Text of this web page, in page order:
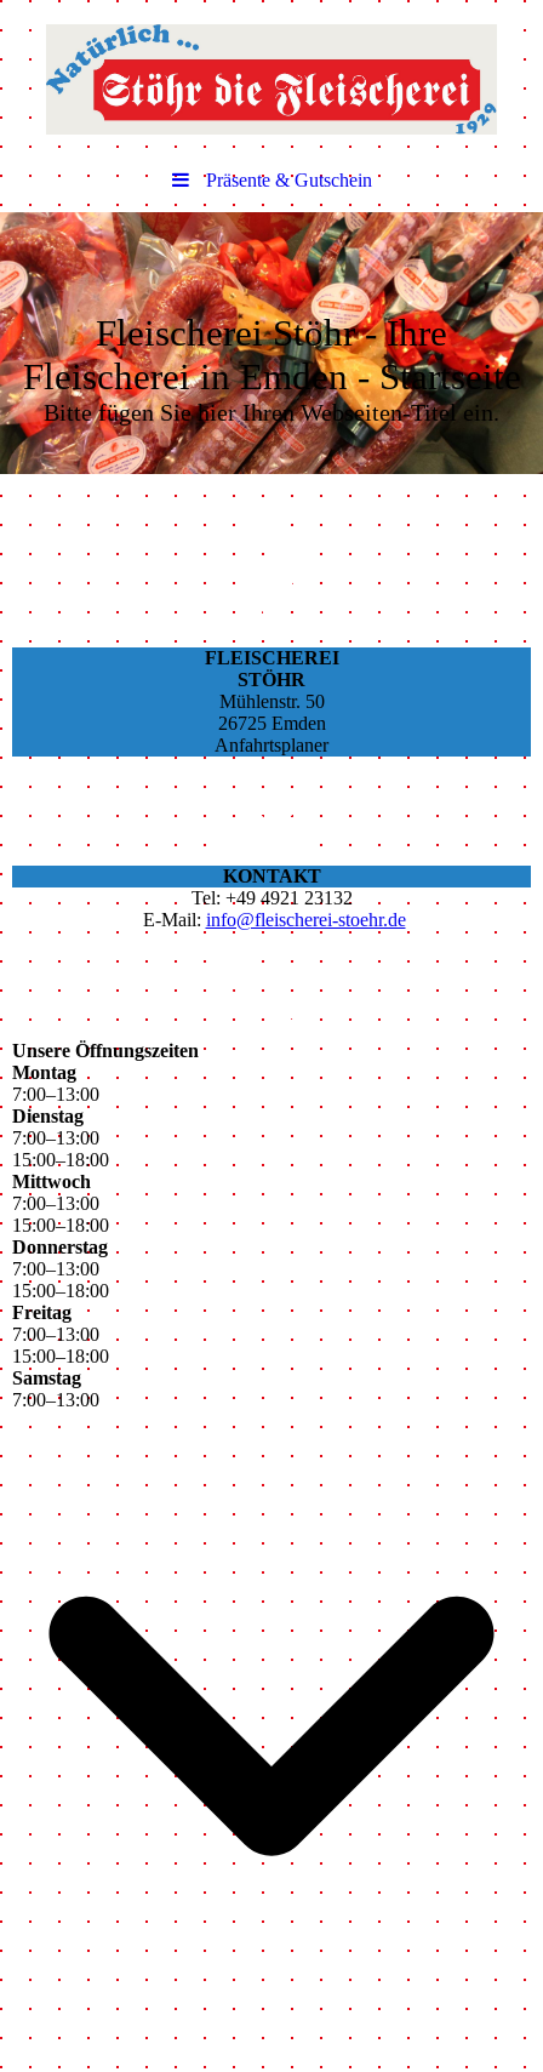
Präsente & Gutschein
Fleischerei Stöhr - Ihre
Fleischerei in Emden - Startseite
Bitte fügen Sie hier Ihren Webseiten-Titel ein.
FLEISCHEREI
STÖHR
Mühlenstr. 50
26725 Emden
Anfahrtsplaner
KONTAKT
Tel: +49 4921 23132
E-Mail: info@fleischerei-stoehr.de
Unsere Öffnungszeiten
Montag
7:00–13:00
Dienstag
7:00–13:00
15:00–18:00
Mittwoch
7:00–13:00
15:00–18:00
Donnerstag
7:00–13:00
15:00–18:00
Freitag
7:00–13:00
15:00–18:00
Samstag
7:00–13:00